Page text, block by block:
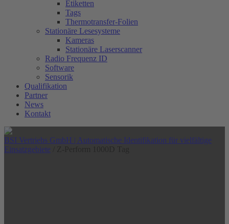
Etiketten
Tags
Thermotransfer-Folien
Stationäre Lesesysteme
Kameras
Stationäre Laserscanner
Radio Frequenz ID
Software
Sensorik
Qualifikation
Partner
News
Kontakt
BSI Vertriebs GmbH | Automatische Identifikation für vielfältige
Einsatzgebiete